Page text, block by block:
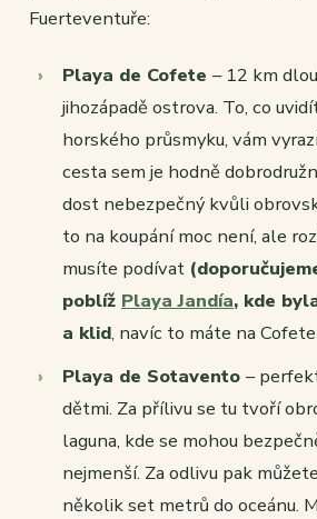
Fuerteventuře:
Playa de Cofete – 12 km
jihozápadě ostrova. To, co
horského průsmyku, vám
cesta sem je hodně
dost nebezpečný kvůli
to na koupání moc není, ale
musíte podívat
poblíž Playa Jandía, kde
a klid, navíc to máte na
Playa de Sotavento –
dětmi. Za přílivu se tu tvoří
laguna, kde se mohou
nejmenší. Za odlivu pak
několik set metrů do oceánu.